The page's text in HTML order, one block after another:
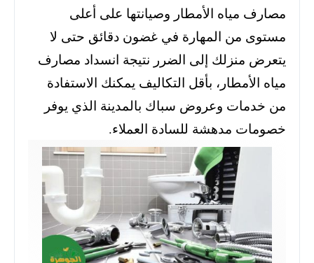
مصارف مياه الأمطار وصيانتها على أعلى
مستوى من المهارة في غضون دقائق حتى لا
يتعرض منزلك إلى الضرر نتيجة انسداد مصارف
مياه الأمطار، بأقل التكاليف يمكنك الاستفادة
من خدمات وعروض سباك بالمدينة الذي يوفر
خصومات مدهشة للسادة العملاء.